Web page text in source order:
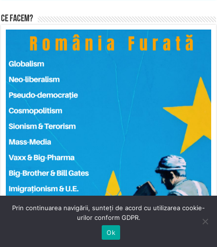
Ce facem?
Prin continuarea navigării, sunteți de acord cu utilizarea cookie-
urilor conform GDPR.
Ok